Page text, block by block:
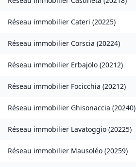
Réseau immobilier Cateri (20225)
Réseau immobilier Corscia (20224)
Réseau immobilier Erbajolo (20212)
Réseau immobilier Focicchia (20212)
Réseau immobilier Ghisonaccia (20240)
Réseau immobilier Lavatoggio (20225)
Réseau immobilier Mausoléo (20259)